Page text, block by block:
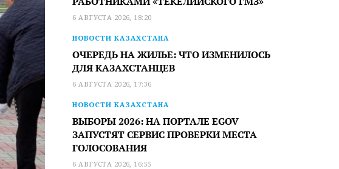
6 АВГУСТА 2026, 18:20
НОВОСТИ КАЗАХСТАНА
ОЧЕРЕДЬ НА ЖИЛЬЕ: ЧТО ИЗМЕНИЛОСЬ
ДЛЯ КАЗАХСТАНЦЕВ
6 АВГУСТА 2026, 17:36
НОВОСТИ КАЗАХСТАНА
ВЫБОРЫ 2026: НА ПОРТАЛЕ EGOV
ЗАПУСТЯТ СЕРВИС ПРОВЕРКИ МЕСТА
ГОЛОСОВАНИЯ
6 АВГУСТА 2026, 16:55